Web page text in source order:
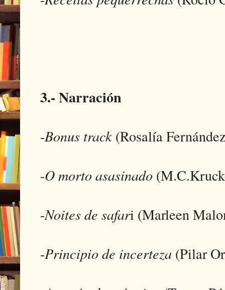
3.- Narración
-Bonus track (Rosalía
-O morto asasinado
-Noites de safari (Marleen
-Principio de incerteza (Pilar